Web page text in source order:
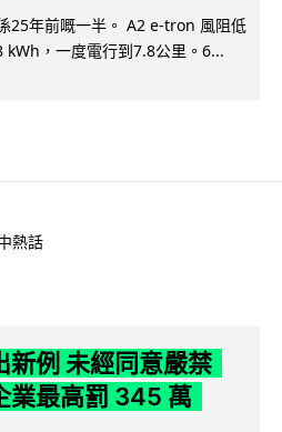
25年前嘅一半。 A2 e-tron 風阻低
kWh，一度電行到7.8公里。6...
熱話
新例 未經同意嚴禁
業最高罰 345 萬